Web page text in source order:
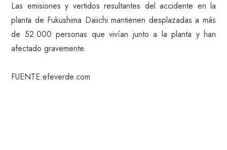
Las emisiones y vertidos resultantes del accidente en la
planta de Fukushima Daiichi mantienen desplazadas a más
de 52.000 personas que vivían junto a la planta y han
afectado gravemente.
FUENTE:efeverde.com